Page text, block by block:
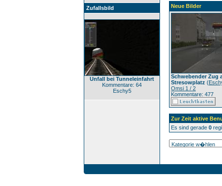
Zufallsbild
Unfall bei Tunneleinfahrt
Kommentare: 64
Eschy5
Neue Bilder
Schwebender Zug
Stresowplatz (
Omsi 1 / 2
Kommentare: 477
Zur Zeit aktive
Es sind gerade 0